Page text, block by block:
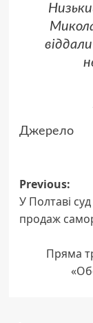
Джерело
Post
Previous:
У Полтаві
продаж
Пряма